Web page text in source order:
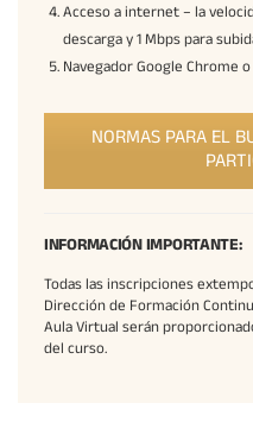
Acceso a internet – la
descarga y 1 Mbps para
Navegador Google Chrome
NORMAS PARA EL
INFORMACIÓN IMPORTANTE:
Todas las inscripciones
Dirección de Formación
Aula Virtual serán
del curso.